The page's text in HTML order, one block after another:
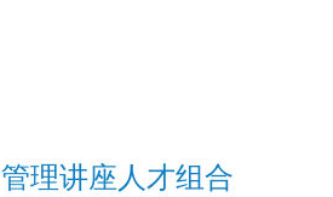
管理讲座人才组合